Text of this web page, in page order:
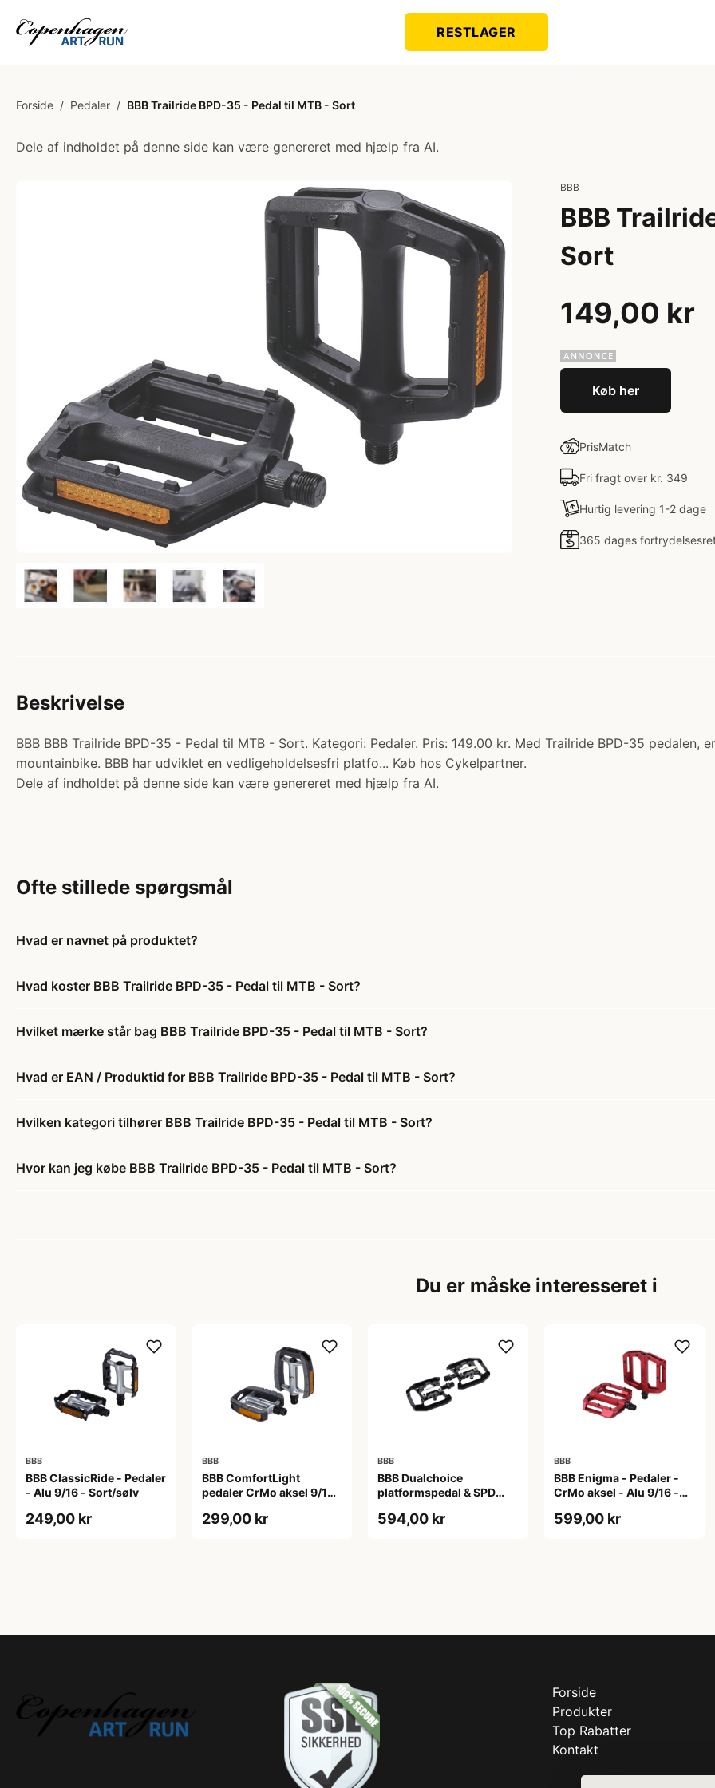
RESTLAGER
Forside / Pedaler / BBB Trailride BPD-35 - Pedal til MTB - Sort
Dele af indholdet på denne side kan være genereret med hjælp fra AI.
BBB
BBB
Sort
149,00 kr
Køb her
PrisMatch
Fri fragt over kr. 349
Hurtig levering 1-2 dage
365 dages
Beskrivelse
BBB BBB Trailride BPD-35 - Pedal til MTB - Sort. Kategori: Pedaler. Pris: 149.00 kr. Med Trailride BPD-35
mountainbike. BBB har udviklet en vedligeholdelsesfri platfo... Køb hos Cykelpartner.
Dele af indholdet på denne side kan være genereret med hjælp fra AI.
Ofte stillede spørgsmål
Hvad er navnet på produktet?
Hvad koster BBB Trailride BPD-35 - Pedal til MTB - Sort?
Hvilket mærke står bag BBB Trailride BPD-35 - Pedal til MTB - Sort?
Hvad er EAN / Produktid for BBB Trailride BPD-35 - Pedal til MTB - Sort?
Hvilken kategori tilhører BBB Trailride BPD-35 - Pedal til MTB - Sort?
Hvor kan jeg købe BBB Trailride BPD-35 - Pedal til MTB - Sort?
Du er måske interesseret i
BBB
BBB ClassicRide - Pedaler
- Alu 9/16 - Sort/sølv
249,00 kr
BBB
BBB ComfortLight
pedaler CrMo aksel 9/16
299,00 kr
BBB
BBB Dualchoice
platformspedal & SPD
594,00 kr
BBB
BBB Enigma - Pedaler -
CrMo aksel - Alu 9/16 -
599,00 kr
Forside
Produkter
Top Rabatter
Kontakt